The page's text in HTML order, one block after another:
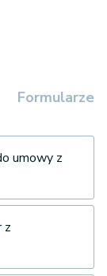
Formularze
umowy z
z